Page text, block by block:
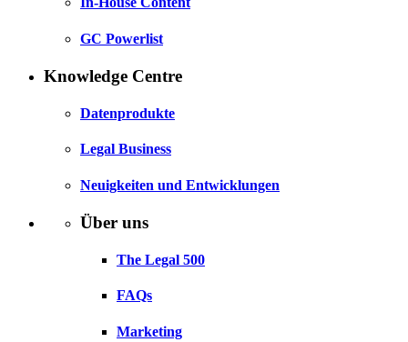
GC Powerlist
Knowledge Centre
Datenprodukte
Legal Business
Neuigkeiten und Entwicklungen
Über uns
The Legal 500
FAQs
Marketing